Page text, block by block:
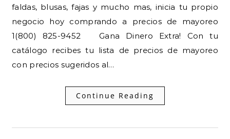
faldas, blusas, fajas y mucho mas, inicia tu propio
negocio hoy comprando a precios de mayoreo
1(800) 825-9452 Gana Dinero Extra! Con tu
catálogo recibes tu lista de precios de mayoreo
con precios sugeridos al…
Continue Reading